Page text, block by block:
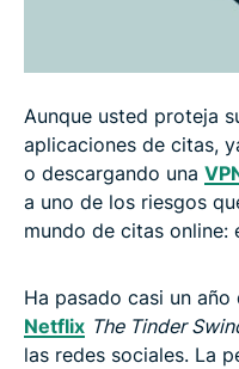
Aunque usted proteja
aplicaciones de citas,
o descargando una
a uno de los riesgos
mundo de citas online:
Ha pasado casi un
Netflix The Tinder
las redes sociales. La